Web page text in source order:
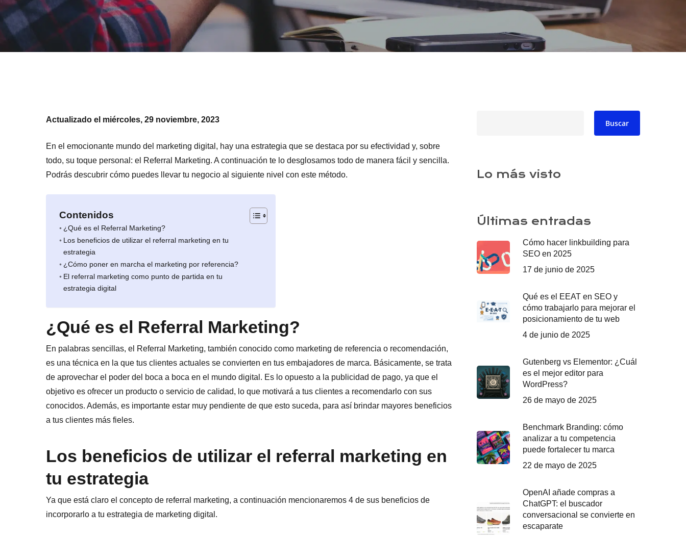
Actualizado el miércoles, 29 noviembre, 2023
En el emocionante mundo del marketing digital, hay una estrategia que se destaca por su efectividad y, sobre
todo, su toque personal: el Referral Marketing. A continuación te lo desglosamos todo de manera fácil y sencilla.
Podrás descubrir cómo puedes llevar tu negocio al siguiente nivel con este método.
Contenidos
¿Qué es el Referral Marketing?
Los beneficios de utilizar el referral marketing en tu
estrategia
¿Cómo poner en marcha el marketing por referencia?
El referral marketing como punto de partida en tu
estrategia digital
¿Qué es el Referral Marketing?
En palabras sencillas, el Referral Marketing, también conocido como marketing de referencia o recomendación,
es una técnica en la que tus clientes actuales se convierten en tus embajadores de marca. Básicamente, se trata
de aprovechar el poder del boca a boca en el mundo digital. Es lo opuesto a la publicidad de pago, ya que el
objetivo es ofrecer un producto o servicio de calidad, lo que motivará a tus clientes a recomendarlo con sus
conocidos. Además, es importante estar muy pendiente de que esto suceda, para así brindar mayores beneficios
a tus clientes más fieles.
Los beneficios de utilizar el referral marketing en
tu estrategia
Ya que está claro el concepto de referral marketing, a continuación mencionaremos 4 de sus beneficios de
incorporarlo a tu estrategia de marketing digital.
Buscar
Lo más visto
Últimas entradas
Cómo hacer linkbuilding para
SEO en 2025
17 de junio de 2025
Qué es el EEAT en SEO y
cómo trabajarlo para mejorar el
posicionamiento de tu web
4 de junio de 2025
Gutenberg vs Elementor: ¿Cuál
es el mejor editor para
WordPress?
26 de mayo de 2025
Benchmark Branding: cómo
analizar a tu competencia
puede fortalecer tu marca
22 de mayo de 2025
OpenAI añade compras a
ChatGPT: el buscador
conversacional se convierte en
escaparate